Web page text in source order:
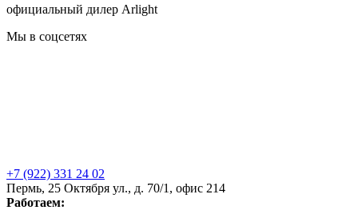
официальный дилер Arlight
Мы в соцсетях
+7 (922) 331 24 02
Пермь, 25 Октября ул., д. 70/1, офис 214
Работаем: